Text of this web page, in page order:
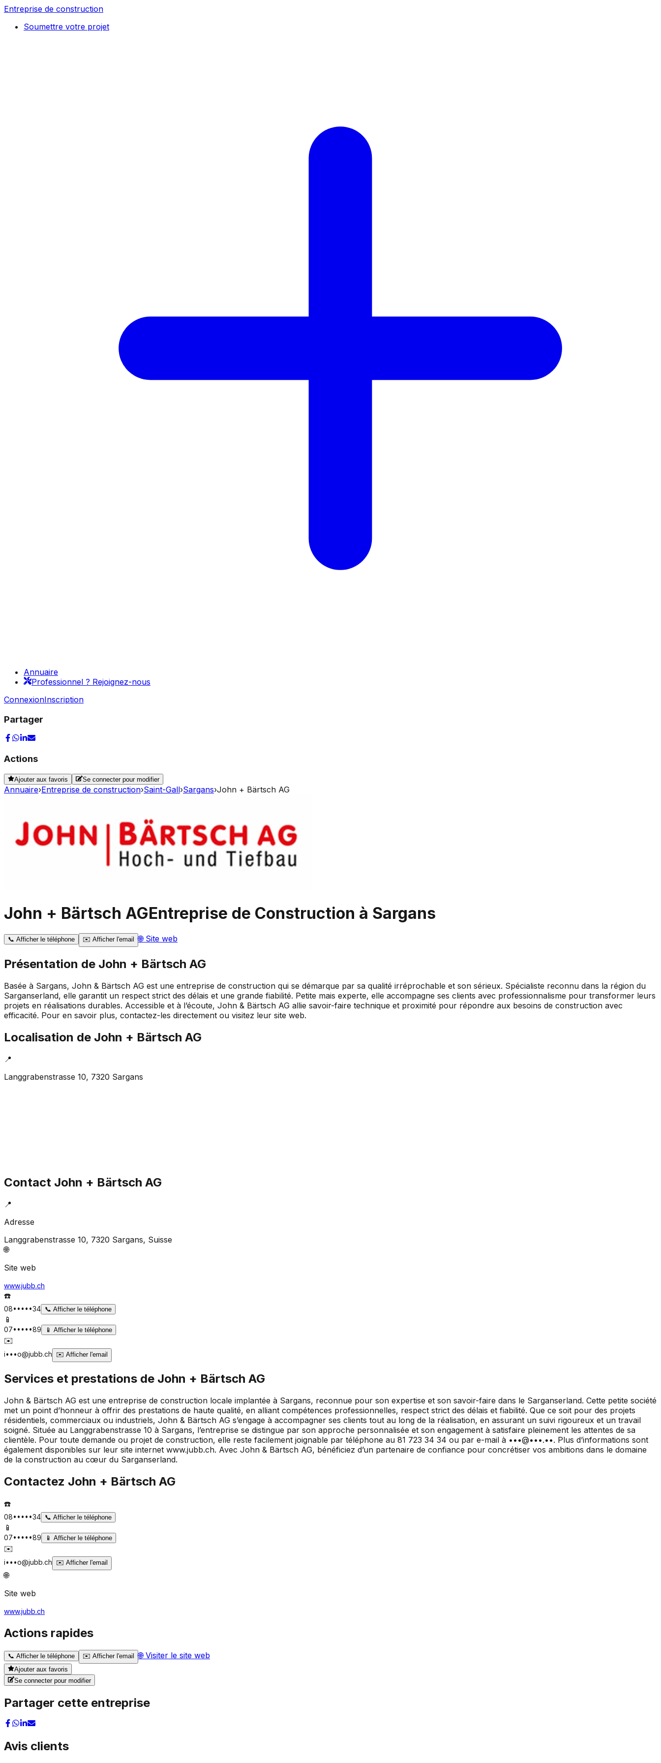
Entreprise de construction
Soumettre votre projet
Annuaire
Professionnel ? Rejoignez-nous
ConnexionInscription
Partager
Actions
Ajouter aux favoris Se connecter pour modifier
Annuaire›Entreprise de construction›Saint-Gall›Sargans›John + Bärtsch AG
John + Bärtsch AGEntreprise de Construction à Sargans
📞 Afficher le téléphone ✉️ Afficher l'email 🌐Site web
Présentation de John + Bärtsch AG
Basée à Sargans, John & Bärtsch AG est une entreprise de construction qui se démarque par sa qualité irréprochable et son sérieux. Spécialiste reconnu dans la région du
Sarganserland, elle garantit un respect strict des délais et une grande fiabilité. Petite mais experte, elle accompagne ses clients avec professionnalisme pour transformer leurs
projets en réalisations durables. Accessible et à l’écoute, John & Bärtsch AG allie savoir-faire technique et proximité pour répondre aux besoins de construction avec
efficacité. Pour en savoir plus, contactez-les directement ou visitez leur site web.
Localisation de John + Bärtsch AG
📍
Langgrabenstrasse 10, 7320 Sargans
Contact John + Bärtsch AG
📍
Adresse
Langgrabenstrasse 10, 7320 Sargans, Suisse
🌐
Site web
www.jubb.ch
☎️
08•••••34 📞 Afficher le téléphone
📱
07•••••89 📱 Afficher le téléphone
✉️
i•••o@jubb.ch ✉️ Afficher l'email
Services et prestations de John + Bärtsch AG
John & Bärtsch AG est une entreprise de construction locale implantée à Sargans, reconnue pour son expertise et son savoir-faire dans le Sarganserland. Cette petite société
met un point d’honneur à offrir des prestations de haute qualité, en alliant compétences professionnelles, respect strict des délais et fiabilité. Que ce soit pour des projets
résidentiels, commerciaux ou industriels, John & Bärtsch AG s’engage à accompagner ses clients tout au long de la réalisation, en assurant un suivi rigoureux et un travail
soigné. Située au Langgrabenstrasse 10 à Sargans, l’entreprise se distingue par son approche personnalisée et son engagement à satisfaire pleinement les attentes de sa
clientèle. Pour toute demande ou projet de construction, elle reste facilement joignable par téléphone au 81 723 34 34 ou par e-mail à •••@•••.••. Plus d’informations sont
également disponibles sur leur site internet www.jubb.ch. Avec John & Bärtsch AG, bénéficiez d’un partenaire de confiance pour concrétiser vos ambitions dans le domaine
de la construction au cœur du Sarganserland.
Contactez John + Bärtsch AG
☎️
08•••••34 📞 Afficher le téléphone
📱
07•••••89 📱 Afficher le téléphone
✉️
i•••o@jubb.ch ✉️ Afficher l'email
🌐
Site web
www.jubb.ch
Actions rapides
📞 Afficher le téléphone ✉️ Afficher l'email 🌐Visiter le site web
Ajouter aux favoris
Se connecter pour modifier
Partager cette entreprise
Avis clients